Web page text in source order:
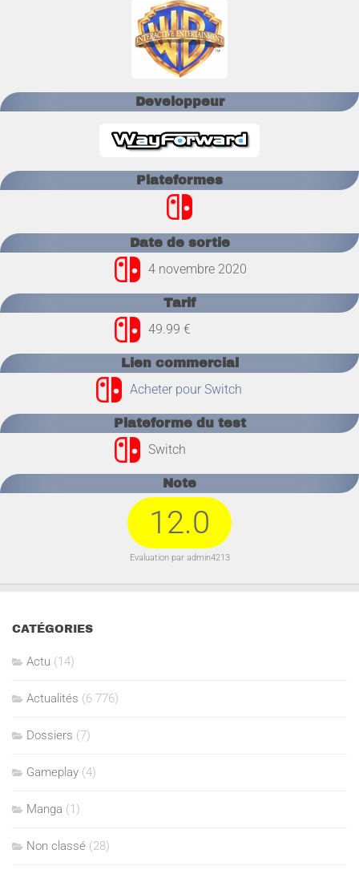
Developpeur
Plateformes
Date de sortie
4 novembre 2020
Tarif
49.99 €
Lien commercial
Acheter pour Switch
Plateforme du test
Switch
Note
12.0
Evaluation par admin4213
CATÉGORIES
Actu (14)
Actualités (6 776)
Dossiers (7)
Gameplay (4)
Manga (1)
Non classé (28)